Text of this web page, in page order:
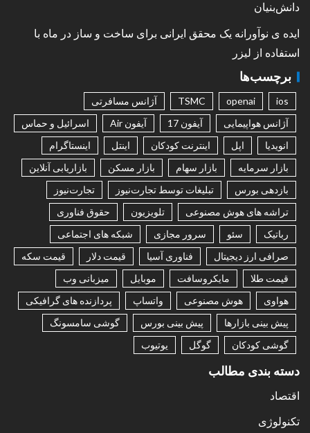
دانش‌بنیان
ایده ی نوآورانه یک محقق ایرانی برای ساخت و ساز در ماه با
استفاده از لیزر
برچسب‌ها
ios
openai
TSMC
آژانس مسافرتی
آژانس هواپیمایی
آیفون 17 آیفون Air
اسرائیل و حماس
انویدیا
اپل اینترنت کودکان اینتل
اینستاگرام
بازار سرمایه
بازار سهام بازار مسکن
بازاریابی آنلاین
بازدهی بورس
تبلیغات توسط تجارت‌نیوز
تجارت‌نیوز
تراشه های هوش مصنوعی
تلویزیون
حقوق فناوری
رباتیک
سئو سرور مجازی
شبکه های اجتماعی
صرافی ارز دیجیتال
فناوری آسیا قیمت دلار
قیمت سکه
قیمت طلا
مایکروسافت موبایل
میزبانی وب
هواوی
هوش مصنوعی واتساپ
پردازنده های گرافیکی
پیش بینی بازارها
پیش بینی بورس
گوشی سامسونگ
گوشی کودکان
گوگل یوتیوب
دسته بندی مطالب
اقتصاد
تکنولوژی